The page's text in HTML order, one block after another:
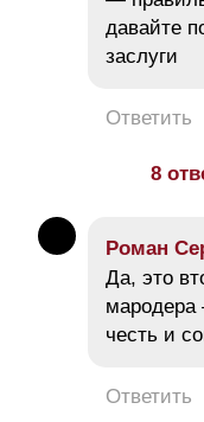
давайте
заслуги
Ответить
8
Роман
Да, это
мародера
честь и
Ответить